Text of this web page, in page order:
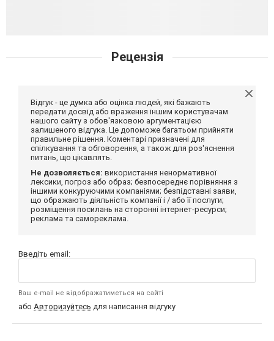
Рецензія
Відгук - це думка або оцінка людей, які бажають
передати досвід або враження іншим користувачам
нашого сайту з обов'язковою аргументацією
залишеного відгука. Це допоможе багатьом прийняти
правильне рішення. Коментарі призначені для
спілкування та обговорення, а також для роз'яснення
питань, що цікавлять.
Не дозволяється: використання ненормативної
лексики, погроз або образ; безпосереднє порівняння з
іншими конкуруючими компаніями; безпідставні заяви,
що ображають діяльність компанії і / або її послуги;
розміщення посилань на сторонні інтернет-ресурси;
реклама та самореклама.
Введіть email:
Ваш e-mail не відображатиметься на сайті
або Авторизуйтесь для написання відгуку